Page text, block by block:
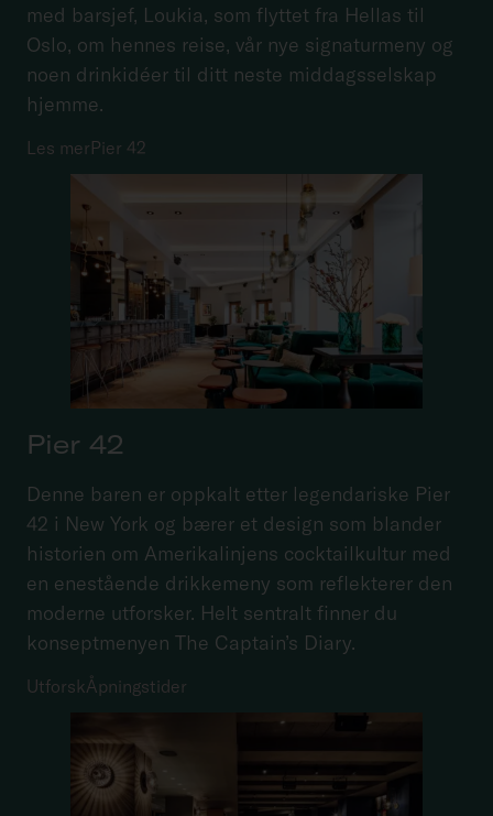
med barsjef, Loukia, som flyttet fra Hellas til
Oslo, om hennes reise, vår nye signaturmeny og
noen drinkidéer til ditt neste middagsselskap
hjemme.
Les merPier 42
Pier 42
Denne baren er oppkalt etter legendariske Pier
42 i New York og bærer et design som blander
historien om Amerikalinjens cocktailkultur med
en enestående drikkemeny som reflekterer den
moderne utforsker. Helt sentralt finner du
konseptmenyen The Captain’s Diary.
UtforskÅpningstider